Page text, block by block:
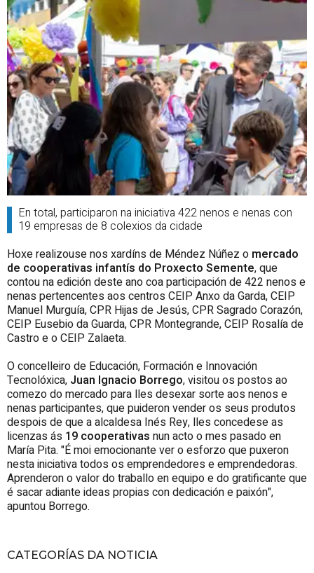
En total, participaron na iniciativa 422 nenos e nenas con
19 empresas de 8 colexios da cidade
Hoxe realizouse nos xardíns de Méndez Núñez o mercado
de cooperativas infantís do Proxecto Semente, que
contou na edición deste ano coa participación de 422 nenos e
nenas pertencentes aos centros CEIP Anxo da Garda, CEIP
Manuel Murguía, CPR Hijas de Jesús, CPR Sagrado Corazón,
CEIP Eusebio da Guarda, CPR Montegrande, CEIP Rosalía de
Castro e o CEIP Zalaeta.
O concelleiro de Educación, Formación e Innovación
Tecnolóxica, Juan Ignacio Borrego, visitou os postos ao
comezo do mercado para lles desexar sorte aos nenos e
nenas participantes, que puideron vender os seus produtos
despois de que a alcaldesa Inés Rey, lles concedese as
licenzas ás 19 cooperativas nun acto o mes pasado en
María Pita. "É moi emocionante ver o esforzo que puxeron
nesta iniciativa todos os emprendedores e emprendedoras.
Aprenderon o valor do traballo en equipo e do gratificante que
é sacar adiante ideas propias con dedicación e paixón",
apuntou Borrego.
CATEGORÍAS DA NOTICIA